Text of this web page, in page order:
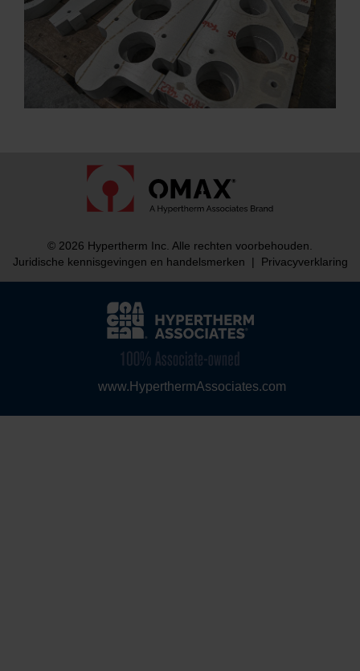
© 2026 Hypertherm Inc. Alle rechten voorbehouden.
Juridische kennisgevingen en handelsmerken
| Privacyverklaring
www.HyperthermAssociates.com